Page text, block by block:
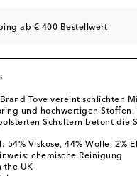
ab € 400 Bestellwert
Tove vereint schlichten
und hochwertigen Stoffen.
Schultern betont die
54% Viskose, 44% Wolle, 2%
chemische Reinigung
the UK